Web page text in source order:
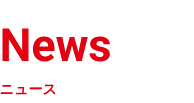
News
ニュース